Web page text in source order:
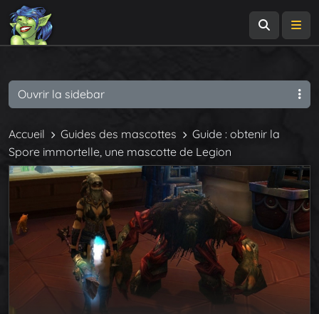
Accueil Guides des mascottes
Guide : obtenir la
Spore immortelle, une mascotte de Legion
Ouvrir la sidebar